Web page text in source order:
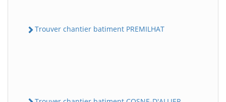
Trouver chantier batiment PREMILHAT